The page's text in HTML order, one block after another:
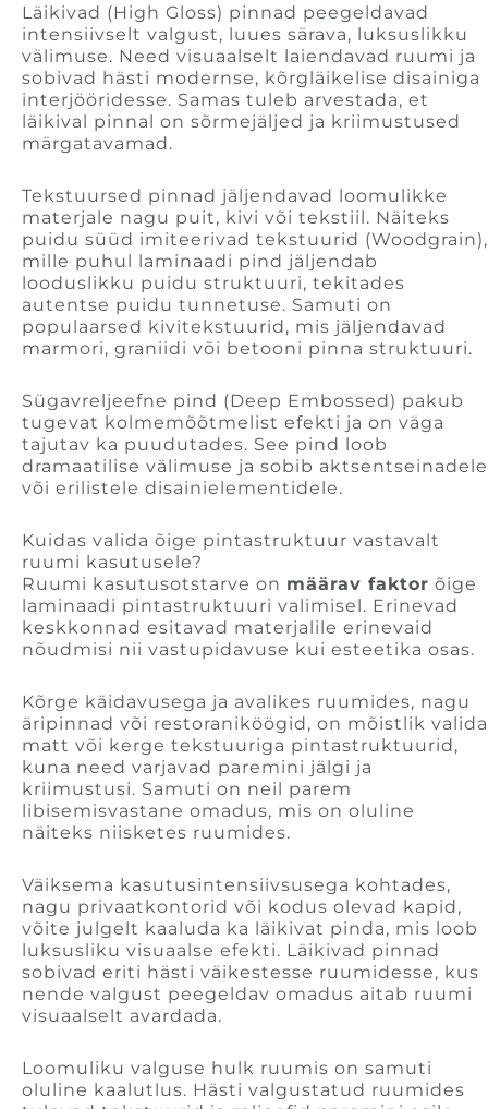
Läikivad (High Gloss) pinnad peegeldavad
intensiivselt valgust, luues särava, luksuslikku
välimuse. Need visuaalselt laiendavad ruumi ja
sobivad hästi modernse, kõrgläikelise disainiga
interjööridesse. Samas tuleb arvestada, et
läikival pinnal on sõrmejäljed ja kriimustused
märgatavamad.
Tekstuursed pinnad jäljendavad loomulikke
materjale nagu puit, kivi või tekstiil. Näiteks
puidu süüd imiteerivad tekstuurid (Woodgrain),
mille puhul laminaadi pind jäljendab
looduslikku puidu struktuuri, tekitades
autentse puidu tunnetuse. Samuti on
populaarsed kivitekstuurid, mis jäljendavad
marmori, graniidi või betooni pinna struktuuri.
Sügavreljeefne pind (Deep Embossed) pakub
tugevat kolmemõõtmelist efekti ja on väga
tajutav ka puudutades. See pind loob
dramaatilise välimuse ja sobib aktsentseinadele
või erilistele disainielementidele.
Kuidas valida õige pintastruktuur vastavalt
ruumi kasutusele?
Ruumi kasutusotstarve on määrav faktor õige
laminaadi pintastruktuuri valimisel. Erinevad
keskkonnad esitavad materjalile erinevaid
nõudmisi nii vastupidavuse kui esteetika osas.
Kõrge käidavusega ja avalikes ruumides, nagu
äripinnad või restoraniköögid, on mõistlik valida
matt või kerge tekstuuriga pintastruktuurid,
kuna need varjavad paremini jälgi ja
kriimustusi. Samuti on neil parem
libisemisvastane omadus, mis on oluline
näiteks niisketes ruumides.
Väiksema kasutusintensiivsusega kohtades,
nagu privaatkontorid või kodus olevad kapid,
võite julgelt kaaluda ka läikivat pinda, mis loob
luksusliku visuaalse efekti. Läikivad pinnad
sobivad eriti hästi väikestesse ruumidesse, kus
nende valgust peegeldav omadus aitab ruumi
visuaalselt avardada.
Loomuliku valguse hulk ruumis on samuti
oluline kaalutlus. Hästi valgustatud ruumides